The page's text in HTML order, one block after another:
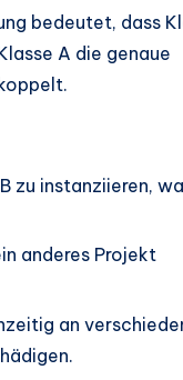
bedeutet, dass
A die genaue
zu instanziieren,
anderes Projekt
an